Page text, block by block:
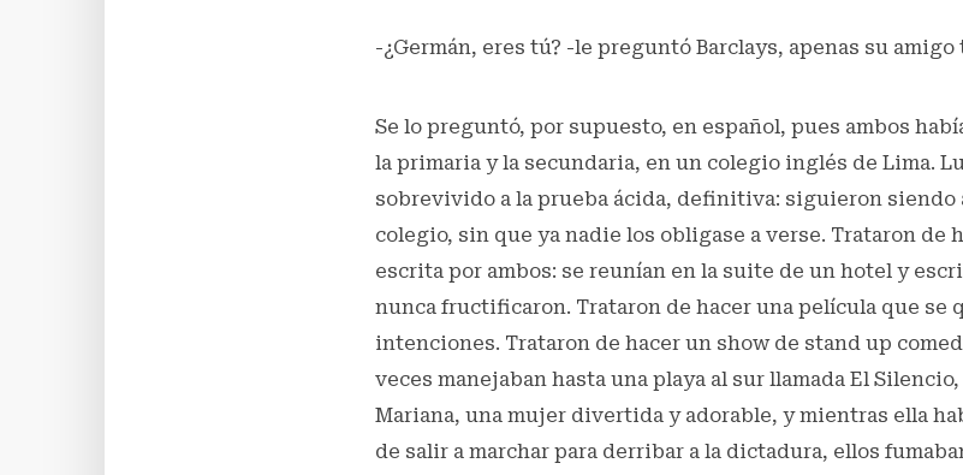
-¿Germán, eres tú? -le preguntó Barclays, apenas su
Se lo preguntó, por supuesto, en español, pues ambos
la primaria y la secundaria, en un colegio inglés de Lima.
sobrevivido a la prueba ácida, definitiva: siguieron siendo
colegio, sin que ya nadie los obligase a verse. Trataron de
escrita por ambos: se reunían en la suite de un hotel y
nunca fructificaron. Trataron de hacer una película que se
intenciones. Trataron de hacer un show de stand up
veces manejaban hasta una playa al sur llamada El
Mariana, una mujer divertida y adorable, y mientras ella
de salir a marchar para derribar a la dictadura, ellos